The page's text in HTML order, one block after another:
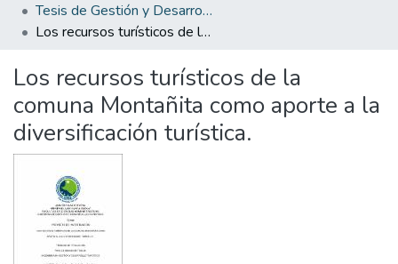
Statistics
Tesis de Gestión y Desarrollo Turístico
Los recursos turísticos de la comuna Montañita como aporte a la diversificación turística.
Los recursos turísticos de la
comuna Montañita como aporte a la
diversificación turística.